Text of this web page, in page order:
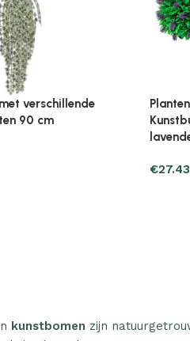
Broeikas 114x80x50
bruin
cm
kunstbomen zijn